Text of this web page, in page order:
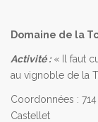
Domaine de la
Activité :« Il faut
au vignoble de la
Coordonnées :
Castellet